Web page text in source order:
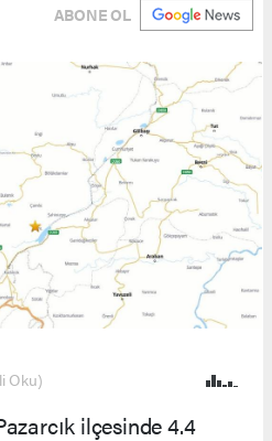
ABONE OL
Oku)
ilçesinde 4.4